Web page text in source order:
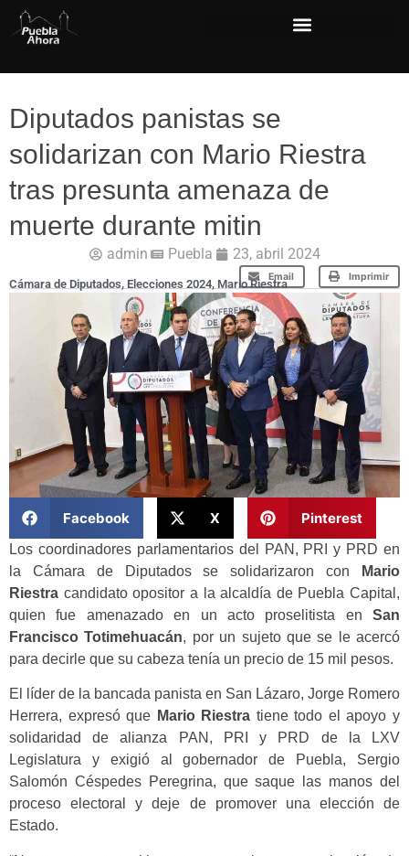
Diputados panistas se
solidarizan con Mario Riestra
tras presunta amenaza de
muerte durante mitin
admin Puebla 23, abril 2024
Email Imprimir
Cámara de Diputados, Elecciones 2024, Mario Riestra
Facebook X Pinterest
Los coordinadores parlamentarios del PAN, PRI y PRD en
la Cámara de Diputados se solidarizaron con
Mario
Riestra candidato opositor a la alcaldía de Puebla Capital,
quien fue amenazado en un acto proselitista en San
Francisco Totimehuacán, por un sujeto que se le acercó
para decirle que su cabeza tenía un precio de 15 mil pesos.
El líder de la bancada panista en San Lázaro, Jorge Romero
Herrera, expresó que Mario Riestra tiene todo el apoyo y
solidaridad de alianza PAN, PRI y PRD de la LXV
Legislatura y exigió al gobernador de Puebla, Sergio
Salomón Céspedes Peregrina, que saque las manos del
proceso electoral y deje de promover una elección de
Estado.